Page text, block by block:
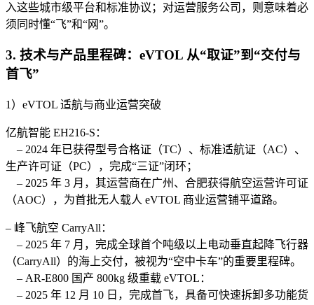
入这些城市级平台和标准协议；对运营服务公司，则意味着必
须同时懂“飞”和“网”。
3. 技术与产品里程碑：eVTOL 从“取证”到“交付与
首飞”
1）eVTOL 适航与商业运营突破
亿航智能 EH216-S：
– 2024 年已获得型号合格证（TC）、标准适航证（AC）、
生产许可证（PC），完成“三证”闭环；
– 2025 年 3 月，其运营商在广州、合肥获得航空运营许可证
（AOC），为首批无人载人 eVTOL 商业运营铺平道路。
– 峰飞航空 CarryAll：
– 2025 年 7 月，完成全球首个吨级以上电动垂直起降飞行器
（CarryAll）的海上交付，被视为“空中卡车”的重要里程碑。
– AR-E800 国产 800kg 级重载 eVTOL：
– 2025 年 12 月 10 日，完成首飞，具备可快速拆卸多功能货